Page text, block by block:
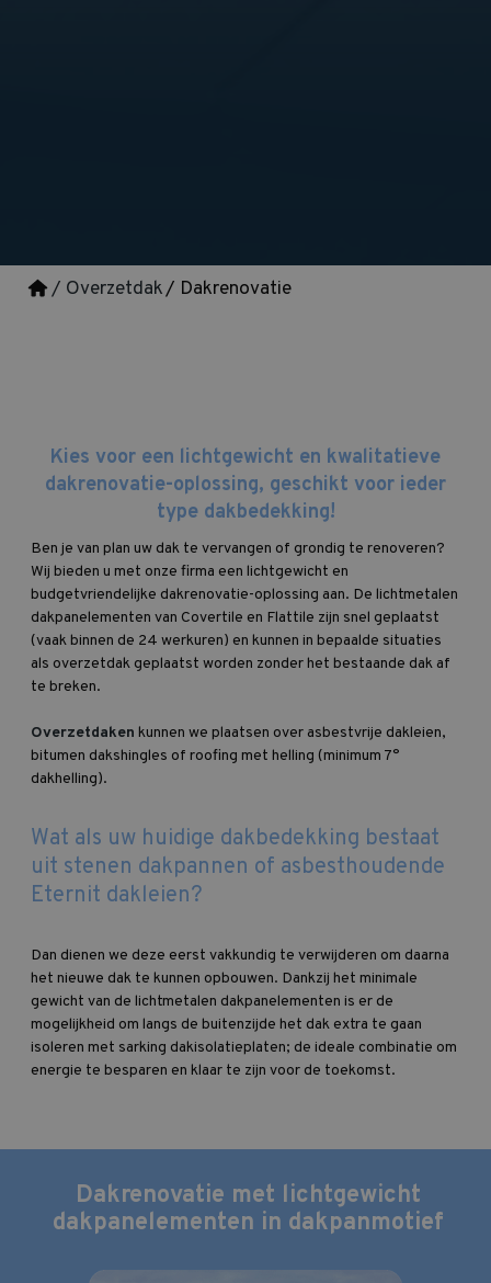
/ Overzetdak/ Dakrenovatie
Kies voor een lichtgewicht en kwalitatieve
dakrenovatie-oplossing, geschikt voor ieder
type dakbedekking!
Ben je van plan uw dak te vervangen of grondig te renoveren?
Wij bieden u met onze firma een lichtgewicht en
budgetvriendelijke dakrenovatie-oplossing aan. De lichtmetalen
dakpanelementen van Covertile en Flattile zijn snel geplaatst
(vaak binnen de 24 werkuren) en kunnen in bepaalde situaties
als overzetdak geplaatst worden zonder het bestaande dak af
te breken.
Overzetdaken kunnen we plaatsen over asbestvrije dakleien,
bitumen dakshingles of roofing met helling (minimum 7°
dakhelling).
Wat als uw huidige dakbedekking bestaat
uit stenen dakpannen of asbesthoudende
Eternit dakleien?
Dan dienen we deze eerst vakkundig te verwijderen om daarna
het nieuwe dak te kunnen opbouwen. Dankzij het minimale
gewicht van de lichtmetalen dakpanelementen is er de
mogelijkheid om langs de buitenzijde het dak extra te gaan
isoleren met sarking dakisolatieplaten; de ideale combinatie om
energie te besparen en klaar te zijn voor de toekomst.
Dakrenovatie met lichtgewicht
dakpanelementen in dakpanmotief